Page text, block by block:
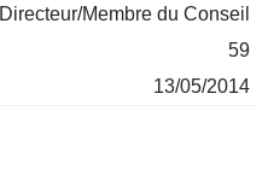
Directeur/Membre du Conseil
59
13/05/2014